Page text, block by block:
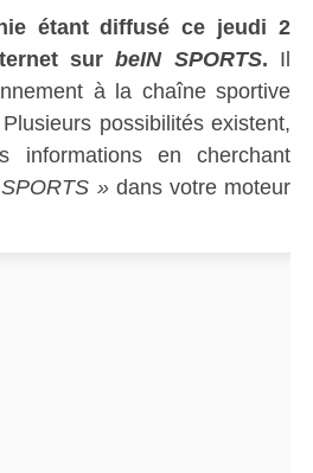
étant diffusé ce jeudi2
surbeIN SPORTS. Il
à la chaîne sportive
possibilités existent,
informations en cherchant
»dans votre moteur